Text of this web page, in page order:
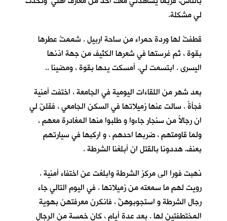
لي مشكلة.
قطفتُ لها وردة حمراء من ساحة اربيل . شممتُ عطرها
بقوة ، ثم غرستها في شعرها الكثيف من جهة اذنها
اليسرى . ابتسمت لي. أمسكت يدها بقوة ، ومضينا ..
بعد شهر من اللقاءات اليومية في الجامعة ، اختفت أمنية
فجأةً . سالت عنها زميلاتها في السكن الجامعي ، فقلنَ لي
ان رجالاً من سنجار جاءوا و طلبوا منها المغادرة معهم ،
ولما قاومتهم ، ضربها احدهم ، و اركبها في سيارتهم
بعنف. هددونا بالقتل ان أبلغنا الشرطة .
ذهبت فورا الى مركز الشرطة وابلغت عن اختفاء أمنية .
رويت لهم ما سمعته من زميلاتها . في اليوم التالي جاء
رجال الشرطة و استجوبوهنَّ ، فانكرن معرفتهن بهوية
المختطفتين لها . بعد عدة أيام ، كان خمسة من الرجال